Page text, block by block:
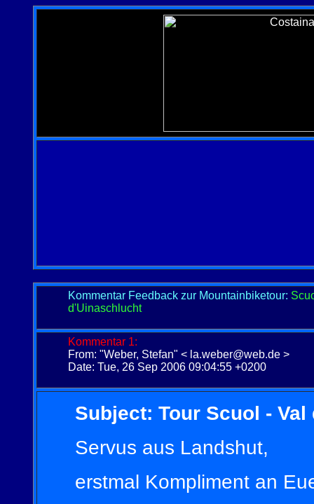
Kommentar Feedback zur Mountainbiketour:
d'Uinaschlucht
Kommentar 1:
From: "Weber, Stefan" < la.weber@web.de >
Date: Tue, 26 Sep 2006 09:04:55 +0200
Subject: Tour Scuol - Val
Servus aus Landshut,
erstmal Kompliment an